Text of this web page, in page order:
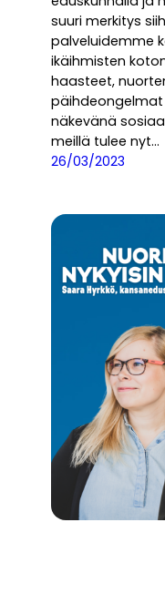
suuri merkitys
palveluidemme
ikäihmisten
haasteet,
näkevänä
meillä tulee nyt…
26/03/2023